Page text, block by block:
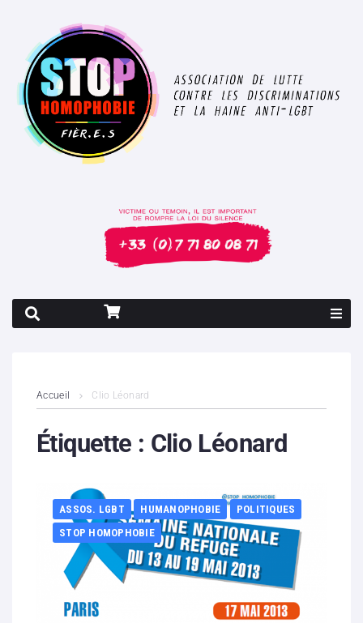
Contenus litigieux
Boutique
Partenaires
Accueil Clio Léonard
Étiquette : Clio Léonard
ASSOS. LGBT HUMANOPHOBIE
POLITIQUES
STOP HOMOPHOBIE